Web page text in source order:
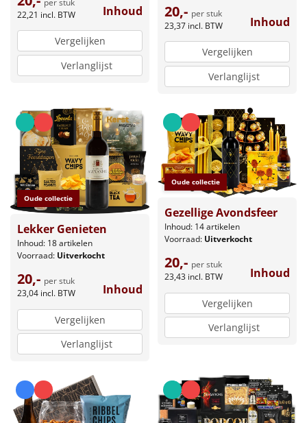
22,21 incl. BTW Inhoud
Vergelijken
Verlanglijst
20,- per stuk
23,37 incl. BTW Inhoud
Vergelijken
Verlanglijst
Oude collectie
Lekker Genieten
Inhoud: 18 artikelen
Voorraad: Uitverkocht
20,- per stuk
23,04 incl. BTW Inhoud
Vergelijken
Verlanglijst
Oude collectie
Gezellige Avondsfeer
Inhoud: 14 artikelen
Voorraad: Uitverkocht
20,- per stuk
23,43 incl. BTW Inhoud
Vergelijken
Verlanglijst